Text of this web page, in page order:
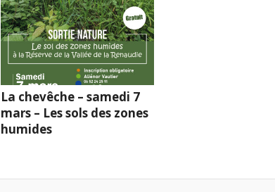
La chevêche – samedi 7
mars – Les sols des zones
humides